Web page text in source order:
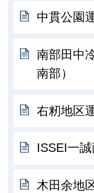
中貫公園
南部田中
南部）
右籾地区
ISSEI一
木田余地